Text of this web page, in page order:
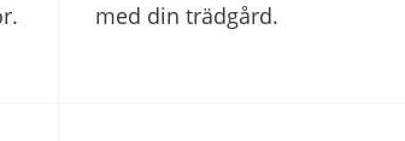
med din trädgård.